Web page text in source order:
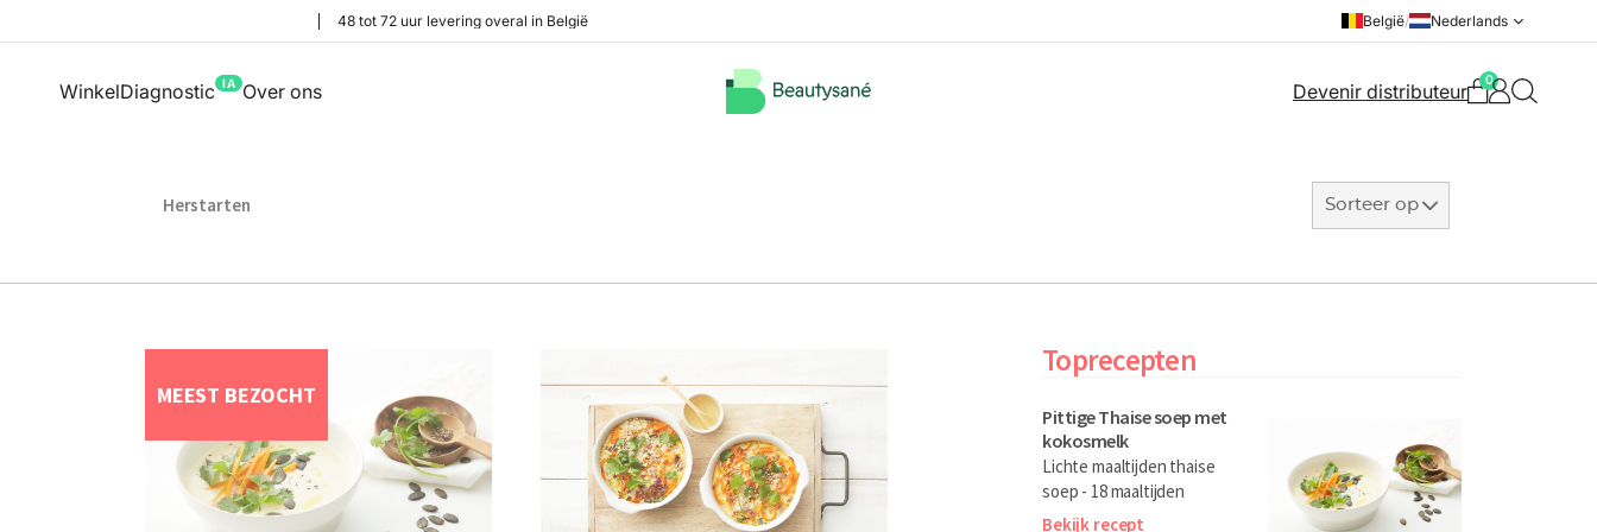
48 tot 72 uur levering overal in België België/ Nederlands
WinkelDiagnostic IA Over ons Devenir distributeur 0
Herstarten Sorteer op
MEEST BEZOCHT
Toprecepten
Pittige Thaise soep met
kokosmelk
Lichte maaltijden thaise
soep - 18 maaltijden
Bekijk recept